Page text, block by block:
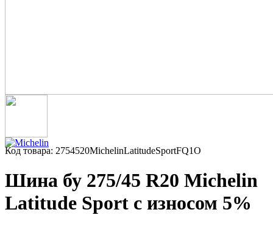
Код товара: 2754520MichelinLatitudeSportFQ1O
Шина бу 275/45 R20 Michelin
Latitude Sport с износом 5%